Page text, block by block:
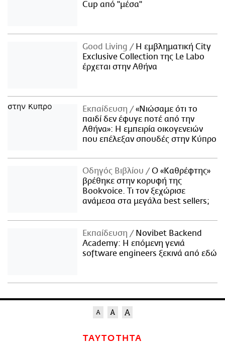
Cup από "μέσα"
Good Living
Η εμβληματική City
Exclusive Collection της Le Labo
έρχεται στην Αθήνα
Εκπαίδευση
«Νιώσαμε ότι το
παιδί δεν έφυγε ποτέ από την
Αθήνα»: Η εμπειρία οικογενειών
που επέλεξαν σπουδές στην Κύπρο
Οδηγός Βιβλίου
Ο «Καθρέφτης»
βρέθηκε στην κορυφή της
Bookvoice. Τι τον ξεχώρισε
ανάμεσα στα μεγάλα best sellers;
Εκπαίδευση
Novibet Backend
Academy: Η επόμενη γενιά
software engineers ξεκινά από εδώ
ΤΑΥΤΟΤΗΤΑ